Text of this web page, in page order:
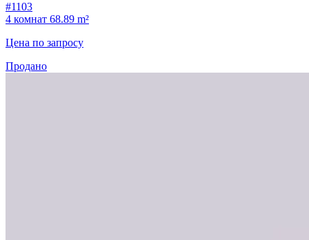
#1103
4 комнат 68.89 m²
Цена по запросу
Продано